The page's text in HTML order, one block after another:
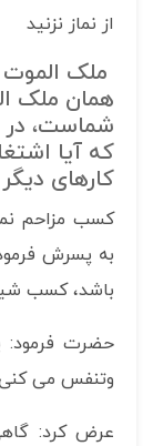
از نماز نزنید
ملک
همان ملک
شماست، در
که آیا
کارهای
کسب مزاحم
به پسرش
باشد، کسب
حضرت فرمود:
وتنفس می
عرض کرد: